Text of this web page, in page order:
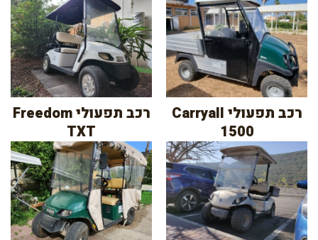
רכב תפעולי Carryall
1500
רכב תפעולי Freedom
TXT